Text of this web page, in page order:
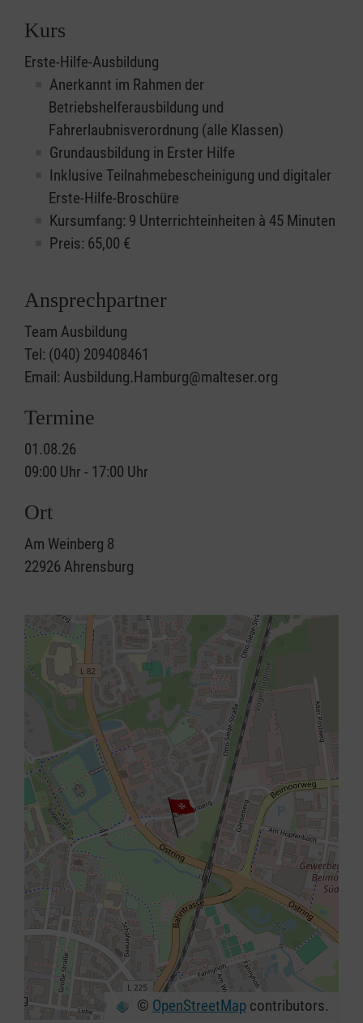
Kurs
Erste-Hilfe-Ausbildung
Anerkannt im Rahmen der
Betriebshelferausbildung und
Fahrerlaubnisverordnung (alle Klassen)
Grundausbildung in Erster Hilfe
Inklusive Teilnahmebescheinigung und digitaler
Erste-Hilfe-Broschüre
Kursumfang: 9 Unterrichteinheiten à 45 Minuten
Preis: 65,00 €
Ansprechpartner
Team Ausbildung
Tel: (040) 209408461
Email: Ausbildung.Hamburg@malteser.org
Termine
01.08.26
09:00 Uhr - 17:00 Uhr
Ort
Am Weinberg 8
22926Ahrensburg
© OpenStreetMap contributors.